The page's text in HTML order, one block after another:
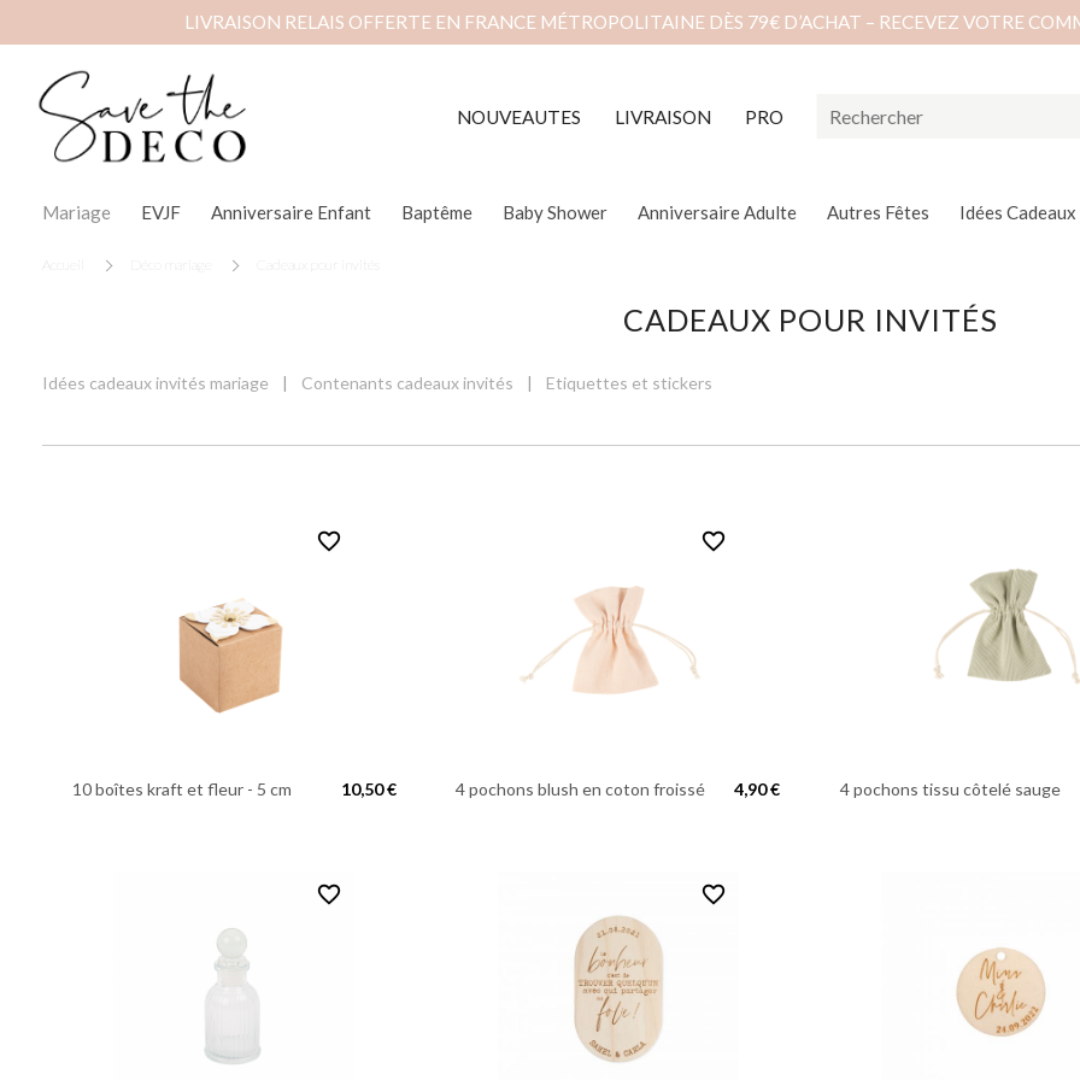
LIVRAISON RELAIS OFFERTE EN FRANCE MÉTROPOLITAINE DÈS 79€ D’ACHAT – RECEVEZ VOTRE
NOUVEAUTES LIVRAISON PRO
Mariage EVJF Anniversaire Enfant Baptême Baby Shower Anniversaire Adulte Autres Fêtes Idées Cadeaux
Accueil Déco mariage Cadeaux pour invités
CADEAUX POUR INVITÉS
Idées cadeaux invités mariage Contenants cadeaux invités Etiquettes et stickers
favorite_border
10 boîtes kraft et fleur - 5 cm 10,50 €
favorite_border
4 pochons blush en coton froissé 4,90 € 4 pochons tissu côtelé sauge
favorite_border favorite_border